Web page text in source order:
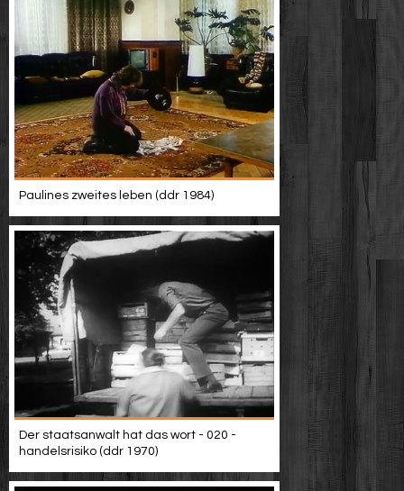
Paulines zweites leben (ddr 1984)
Der staatsanwalt hat das wort - 020 -
handelsrisiko (ddr 1970)